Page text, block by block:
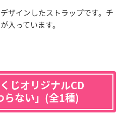
ザインしたストラップです。チ
入っています。
じオリジナルCD
らない」(全1種)